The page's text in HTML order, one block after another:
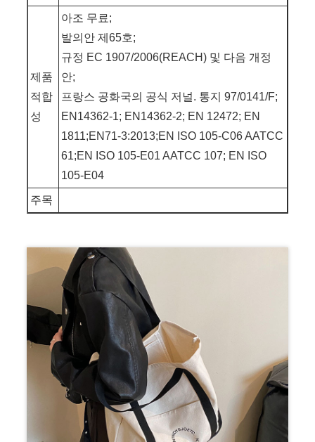
제품
적합
성
아조 무료;
발의안 제65호;
규정 EC 1907/2006(REACH) 및 다음 개정
안;
프랑스 공화국의 공식 저널. 통지 97/0141/F;
EN14362-1; EN14362-2; EN 12472; EN
1811;EN71-3:2013;EN ISO 105-C06 AATCC
61;EN ISO 105-E01 AATCC 107; EN ISO
105-E04
주목